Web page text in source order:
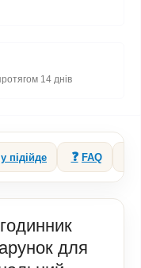
14 днів
підійде ❓ FAQ
для